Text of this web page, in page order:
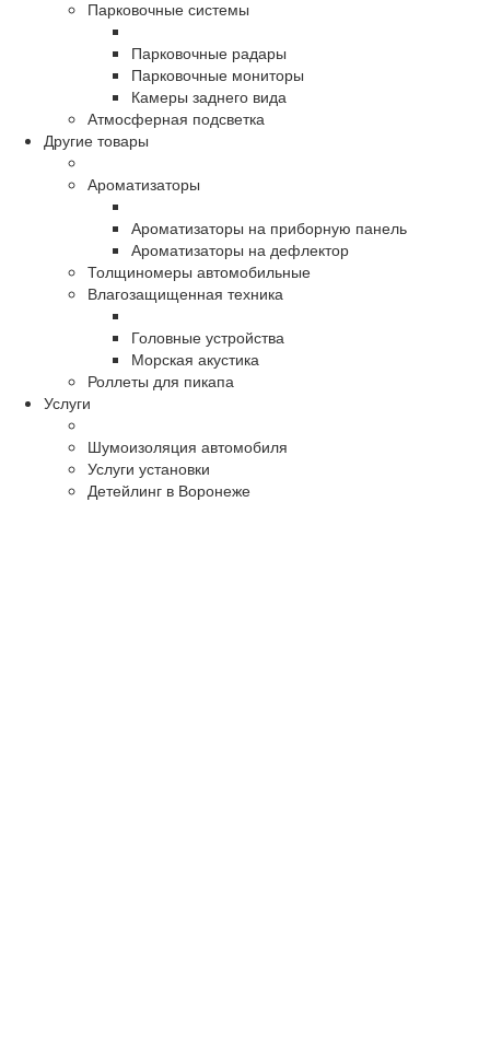
Парковочные системы
Парковочные радары
Парковочные мониторы
Камеры заднего вида
Атмосферная подсветка
Другие товары
Ароматизаторы
Ароматизаторы на приборную панель
Ароматизаторы на дефлектор
Толщиномеры автомобильные
Влагозащищенная техника
Головные устройства
Морская акустика
Роллеты для пикапа
Услуги
Шумоизоляция автомобиля
Услуги установки
Детейлинг в Воронеже